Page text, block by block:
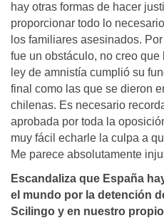
hay otras formas de hacer
proporcionar todo lo
los familiares asesinados.
fue un obstáculo, no creo
ley de amnistía cumplió su
final como las que se dieron
chilenas. Es necesario
aprobada por toda la
muy fácil echarle la culpa a
Me parece absolutamente
Escandaliza que España
el mundo por la detención
Scilingo y en nuestro